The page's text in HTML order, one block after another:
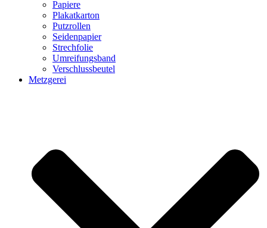
Papiere
Plakatkarton
Putzrollen
Seidenpapier
Strechfolie
Umreifungsband
Verschlussbeutel
Metzgerei